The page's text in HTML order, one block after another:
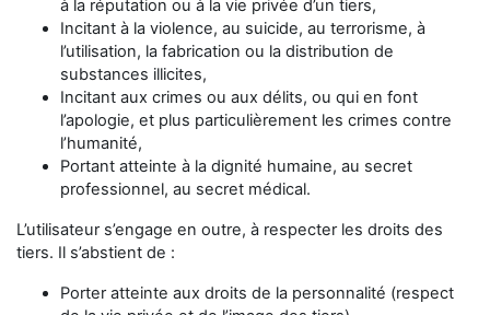
à la réputation ou à la vie privée d’un tiers,
Incitant à la violence, au suicide, au terrorisme, à
l’utilisation, la fabrication ou la distribution de
substances illicites,
Incitant aux crimes ou aux délits, ou qui en font
l’apologie, et plus particulièrement les crimes contre
l’humanité,
Portant atteinte à la dignité humaine, au secret
professionnel, au secret médical.
L’utilisateur s’engage en outre, à respecter les droits des
tiers. Il s’abstient de :
Porter atteinte aux droits de la personnalité (respect